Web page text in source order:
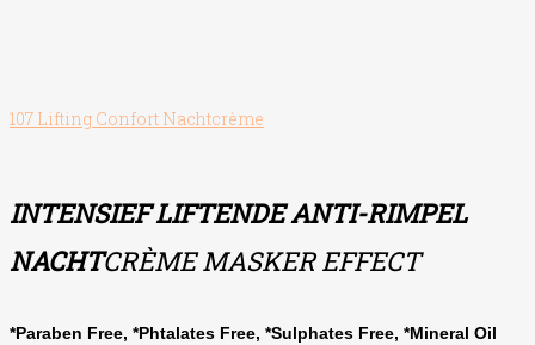
107 Lifting Confort Nachtcrème
INTENSIEF LIFTENDE ANTI-RIMPEL
NACHTCRÈME MASKER EFFECT
*Paraben Free, *Phtalates Free, *Sulphates Free, *Mineral Oil